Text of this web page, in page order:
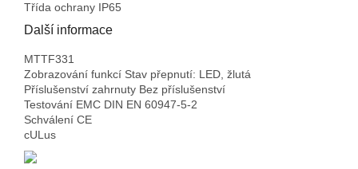
Třída ochrany IP65
Další informace
MTTF331
Zobrazování funkcí Stav přepnutí: LED, žlutá
Příslušenství zahrnuty Bez příslušenství
Testování EMC DIN EN 60947-5-2
Schválení CE
cULus